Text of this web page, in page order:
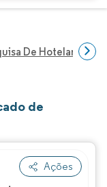
De Hotelaria E
de
Ações